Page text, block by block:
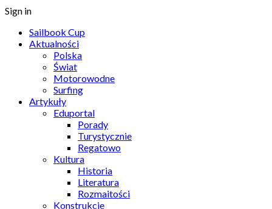
Sign in
Sailbook Cup
Aktualności
Polska
Świat
Motorowodne
Surfing
Artykuły
Eduportal
Porady
Turystycznie
Regatowo
Kultura
Historia
Literatura
Rozmaitości
Konstrukcje